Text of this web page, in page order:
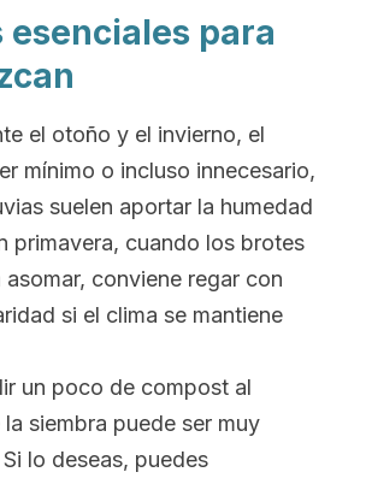
esenciales para
el otoño y el invierno, el
mínimo o incluso innecesario,
suelen aportar la humedad
primavera, cuando los brotes
asomar, conviene regar con
si el clima se mantiene
un poco de compost al
siembra puede ser muy
lo deseas, puedes